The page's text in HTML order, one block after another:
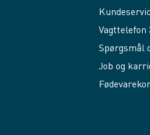
Vagttelefon
Spørgsmål
Job og